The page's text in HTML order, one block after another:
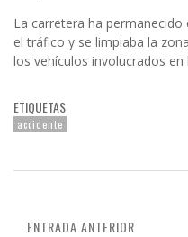
La carretera ha
el tráfico y se limpiaba la
los vehículos involucrados en
ETIQUETAS
accidente
ENTRADA ANTERIOR